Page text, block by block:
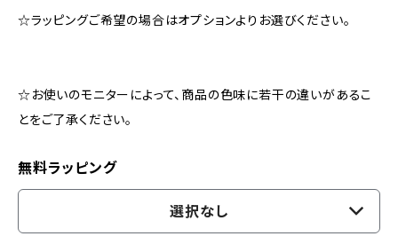
☆ラッピングご希望の場合はオプションよりお選びください。
☆お使いのモニターによって、商品の色味に若干の違いがあるこ
とをご了承ください。
無料ラッピング
選択なし